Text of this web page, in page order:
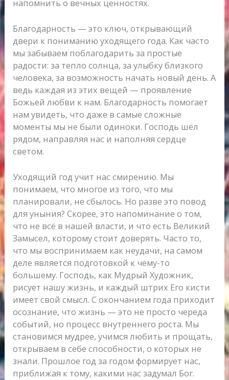
напомнить о вечных ценностях.
Благодарность — это ключ, открывающий
двери к пониманию уходящего года. Как часто
мы забываем поблагодарить за простые
радости: за тепло солнца, за улыбку близкого
человека, за возможность начать новый день. А
ведь каждая из этих вещей — проявление
Божьей любви к нам. Благодарность помогает
нам увидеть, что даже в самые сложные
моменты мы не были одиноки. Господь шёл
рядом, направляя нас и наполняя сердце
светом.
Уходящий год учит нас смирению. Мы
понимаем, что многое из того, что мы
планировали, не сбылось. Но разве это повод
для уныния? Скорее, это напоминание о том,
что не всё в нашей власти, и что есть Великий
Замысел, которому стоит доверять. Часто то,
что мы воспринимаем как неудачи, на самом
деле является подготовкой к чему-то
большему. Господь, как Мудрый Художник,
рисует нашу жизнь, и каждый штрих Его кисти
имеет свой смысл. С окончанием года приходит
осознание, что жизнь — это не просто череда
событий, но процесс внутреннего роста. Мы
становимся мудрее, учимся любить и прощать,
открываем в себе способности, о которых не
знали. Прошлое год за годом формирует нас,
приближая к тому, какими нас задумал Бог.